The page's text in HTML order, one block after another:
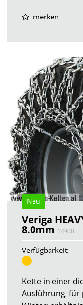
merken
Neu
Veriga
8.0mm 14900
Verfügbarkeit:
Kette in einer
Ausführung, für